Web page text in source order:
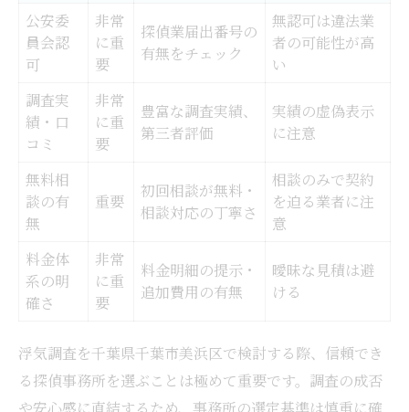
公安委
員会認
可
非常
に重
要
探偵業届出番号の
有無をチェック
無認可は違法業
者の可能性が高
い
調査実
績・口
コミ
非常
に重
要
豊富な調査実績、
第三者評価
実績の虚偽表示
に注意
無料相
談の有
無
重要
初回相談が無料・
相談対応の丁寧さ
相談のみで契約
を迫る業者に注
意
料金体
系の明
確さ
非常
に重
要
料金明細の提示・
追加費用の有無
曖昧な見積は避
ける
浮気調査を千葉県千葉市美浜区で検討する際、信頼でき
る探偵事務所を選ぶことは極めて重要です。調査の成否